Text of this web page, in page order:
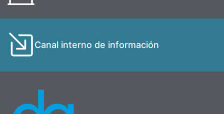
Canal interno de información